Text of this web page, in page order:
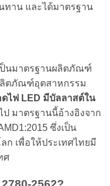
ทาน และได้มาตรฐาน
ป็นมาตรฐานผลิตภัณฑ์
ตภัณฑ์อุตสาหกรรม
ไฟ LED มีบัลลาสต์ใน
มาตรฐานนี้อ้างอิงจาก
ซึ่งเป็น
เพื่อให้ประเทศไทยมี
ศ